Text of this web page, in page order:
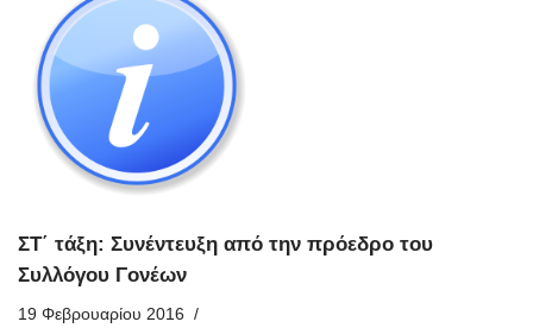
ΣΤ΄ τάξη: Συνέντευξη από την πρόεδρο του
Συλλόγου Γονέων
19 Φεβρουαρίου 2016